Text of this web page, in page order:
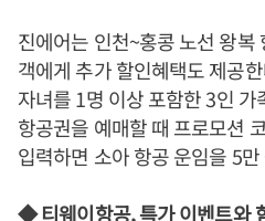
진에어는 인천~홍콩 노선 왕복
객에게 추가 할인혜택도 제공
자녀를 1명 이상 포함한 3인
항공권을 예매할 때 프로모션
입력하면 소아 항공 운임을 5
◆ 티웨이항공, 특가 이벤트와